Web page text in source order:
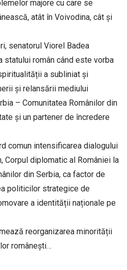
majore cu care se
atât în Voivodina, cât și
senatorul Viorel Badea
statului român când este vorba
a subliniat și
și relansării mediului
– Comunitatea Românilor din
și un partener de încredere
comun intensificarea dialogului
Corpul diplomatic al României la
din Serbia, ca factor de
politicilor strategice de
a identității naționale pe
reorganizarea minorității
românești…